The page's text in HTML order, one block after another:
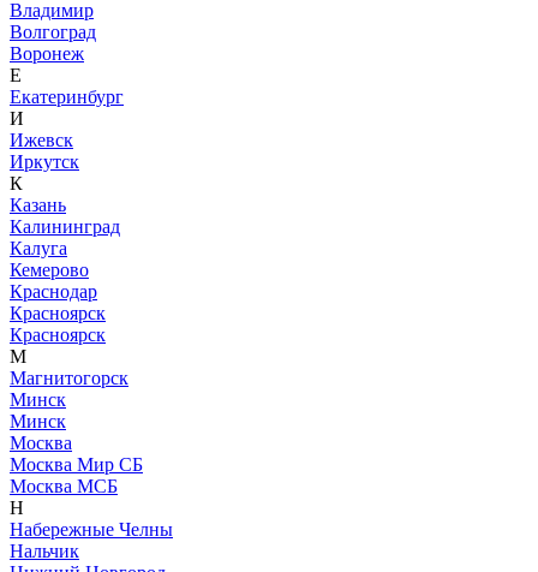
Владимир
Волгоград
Воронеж
Е
Екатеринбург
И
Ижевск
Иркутск
К
Казань
Калининград
Калуга
Кемерово
Краснодар
Красноярск
Красноярск
М
Магнитогорск
Минск
Минск
Москва
Москва Мир СБ
Москва МСБ
Н
Набережные Челны
Нальчик